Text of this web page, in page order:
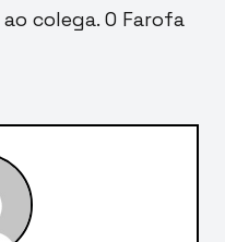
colega. O Farofa